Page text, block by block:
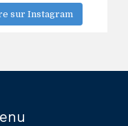
sur Instagram